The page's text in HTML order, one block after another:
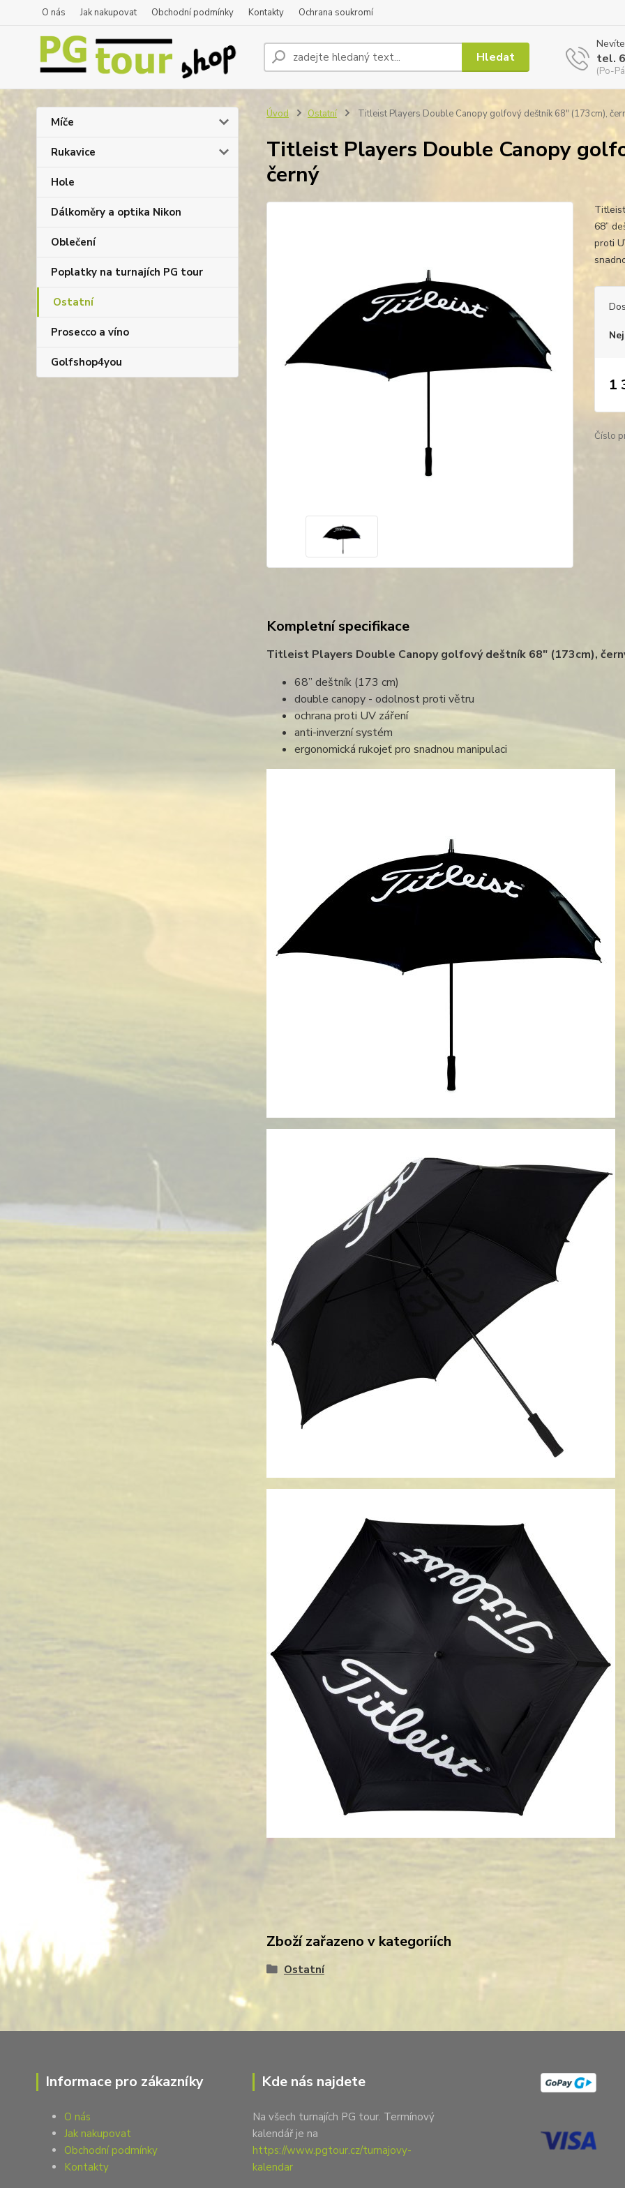
O nás Jak nakupovat Obchodní podmínky Kontakty Ochrana soukromí
Hledat tel.
(Po-
Míče
Rukavice
Hole
Dálkoměry a optika Nikon
Oblečení
Poplatky na turnajích PG tour
Ostatní
Prosecco a víno
Golfshop4you
Úvod Ostatní Titleist Players Double Canopy golfový deštník 68" (173cm),
Titleist Players Double Canopy
černý
68”
proti
1
Číslo
Kompletní specifikace
Titleist Players Double Canopy golfový deštník 68" (173cm),
68” deštník (173 cm)
double canopy - odolnost proti větru
ochrana proti UV záření
anti-inverzní systém
ergonomická rukojeť pro snadnou manipulaci
Zboží zařazeno v kategoriích
Ostatní
Informace pro zákazníky
O nás
Jak nakupovat
Obchodní podmínky
Kontakty
Kde nás najdete
Na všech turnajích PG tour. Termínový
kalendář je na
https://www.pgtour.cz/turnajovy-
kalendar